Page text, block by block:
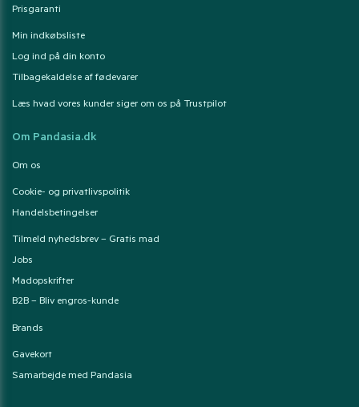
Prisgaranti
Min indkøbsliste
Log ind på din konto
Tilbagekaldelse af fødevarer
Læs hvad vores kunder siger om os på Trustpilot
Om Pandasia.dk
Om os
Cookie- og privatlivspolitik
Handelsbetingelser
Tilmeld nyhedsbrev – Gratis mad
Jobs
Madopskrifter
B2B – Bliv engros-kunde
Brands
Gavekort
Samarbejde med Pandasia